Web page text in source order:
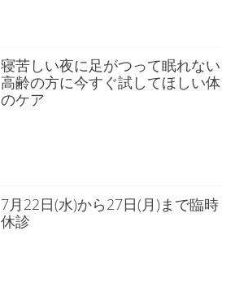
寝苦しい夜に足がつって眠れない
高齢の方に今すぐ試してほしい体
のケア
7月22日(水)から27日(月)まで臨時
休診